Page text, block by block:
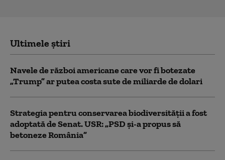
Ultimele știri
Navele de război americane care vor fi botezate
„Trump” ar putea costa sute de miliarde de dolari
Strategia pentru conservarea biodiversității a fost
adoptată de Senat. USR: „PSD și-a propus să
betoneze România”